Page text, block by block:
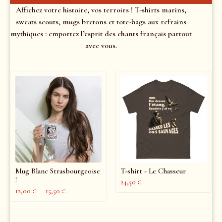
Affichez votre histoire, vos terroirs ! T-shirts marins,
sweats scouts, mugs bretons et tote-bags aux refrains
mythiques : emportez l’esprit des chants français partout
avec vous.
Mug Blanc Strasbourgeoise
!
12,00 € – 15,50 €
T-shirt - Le Chasseur
24,50 €